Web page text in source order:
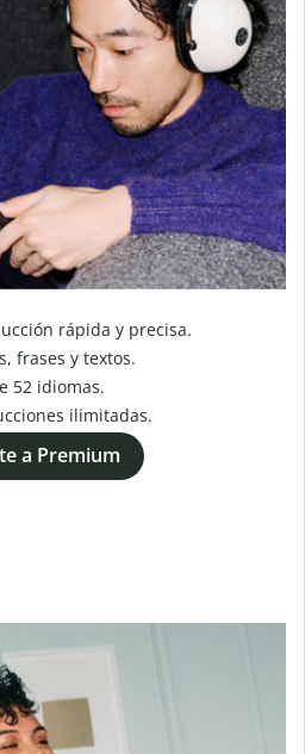
rápida y precisa.
frases y textos.
52 idiomas.
ilimitadas.
a Premium